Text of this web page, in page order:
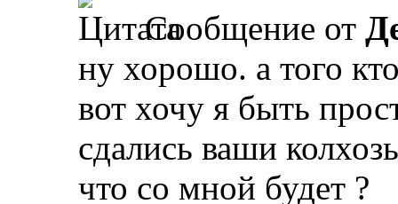
Сообщение от
ну хорошо. а того
вот хочу я быть
сдались ваши
что со мной будет ?